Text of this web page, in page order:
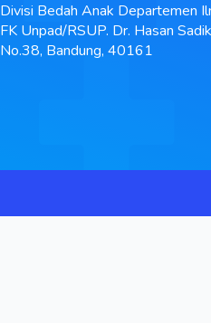
Divisi Bedah Anak Departemen
FK Unpad/RSUP. Dr. Hasan
No.38, Bandung, 40161